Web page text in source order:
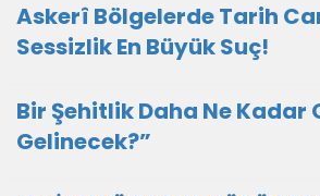
Askerî Bölgelerde Tarih
Sessizlik En Büyük Suç!
Bir Şehitlik Daha Ne Kadar
Gelinecek?”